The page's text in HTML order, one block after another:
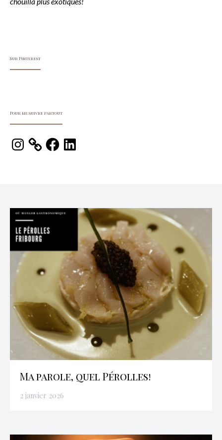
Sur Pinterest
Pour me suivre partout
Instagram FacebookLinkedIn
Ma parole, quel Pérolles!
2 janvier 2026